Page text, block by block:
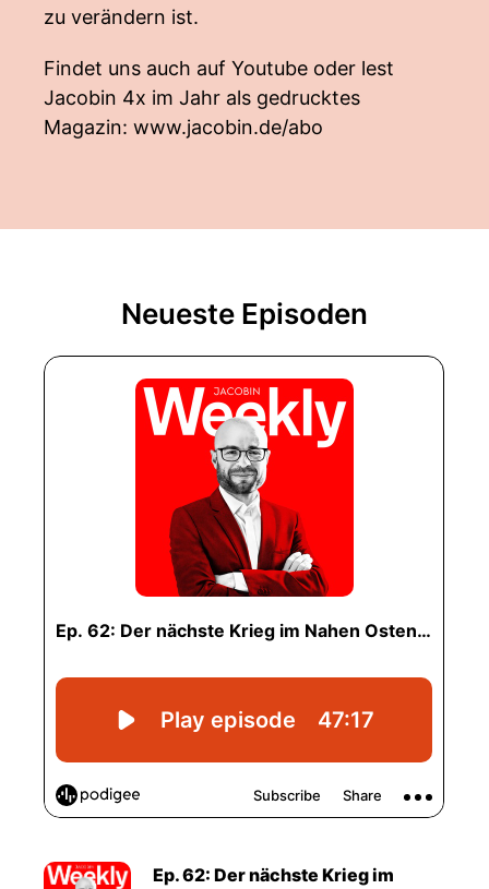
zu verändern ist.
Findet uns auch auf Youtube oder lest
Jacobin 4x im Jahr als gedrucktes
Magazin: www.jacobin.de/abo
Neueste Episoden
Ep. 62: Der nächste Krieg im